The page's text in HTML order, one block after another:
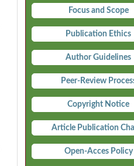
Focus and Scope
Publication Ethics
Author Guidelines
Peer-Review
Copyright Notice
Article Publication
Open-Acces Policy